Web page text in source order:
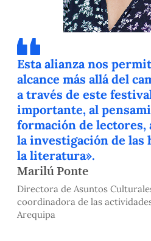
Esta alianza nos
alcance más allá del
a través de este
importante, al
formación de lectores,
la investigación de las
la literatura».
Marilú Ponte
Directora de Asuntos
coordinadora de las
Arequipa